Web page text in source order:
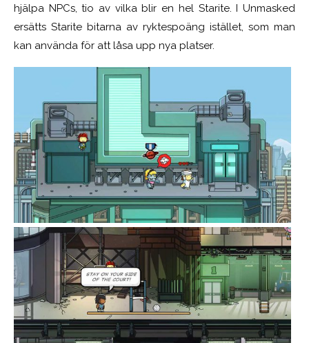
hjälpa NPCs, tio av vilka blir en hel Starite. I Unmasked
ersätts Starite bitarna av ryktespoäng istället, som man
kan använda för att låsa upp nya platser.